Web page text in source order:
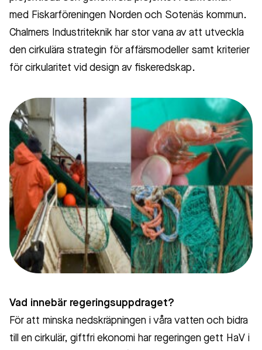
med Fiskarföreningen Norden och Sotenäs kommun.
Chalmers Industriteknik har stor vana av att utveckla
den cirkulära strategin för affärsmodeller samt kriterier
för cirkularitet vid design av fiskeredskap.
Vad innebär regeringsuppdraget?
För att minska nedskräpningen i våra vatten och bidra
till en cirkulär, giftfri ekonomi har regeringen gett HaV i